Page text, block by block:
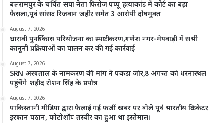
बलरामपुर के चर्चित सपा नेता फिरोज पप्पू हत्याकांड में कोर्ट का बड़ा
फैसला,पूर्व सांसद रिजवान जहीर समेत 3 आरोपी दोषमुक्त
August 7, 2026
धारावी पुनर्विकास परियोजना का स्पष्टीकरण,गणेश नगर-मेघवाड़ी में सभी
कानूनी प्रक्रियाओं का पालन कर की गई कार्रवाई
August 7, 2026
SRN अस्पताल के नामकरण की मांग ने पकड़ा जोर,8 अगस्त को धरनास्थल
पहुंचेंगे शहीद रोशन सिंह के प्रपौत्र
August 7, 2026
पाकिस्तानी मीडिया द्वारा फैलाई गई फर्जी खबर पर बोले पूर्व भारतीय क्रिकेटर
इरफान पठान, फोटोशॉप तस्वीर का हुआ था इस्तेमाल।